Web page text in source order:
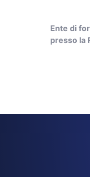
Ente di
presso la